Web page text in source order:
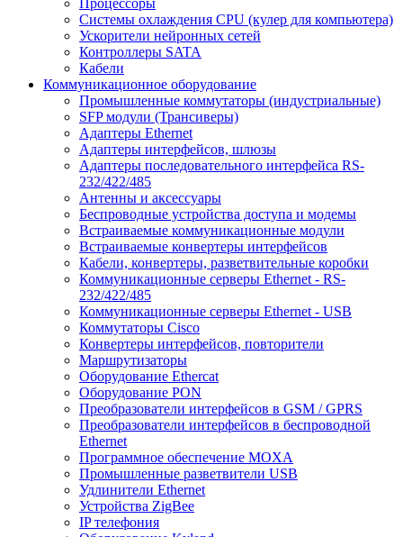
Процессоры
Системы охлаждения CPU (кулер для компьютера)
Ускорители нейронных сетей
Контроллеры SATA
Кабели
Коммуникационное оборудование
Промышленные коммутаторы (индустриальные)
SFP модули (Трансиверы)
Адаптеры Ethernet
Адаптеры интерфейсов, шлюзы
Адаптеры последовательного интерфейса RS-
232/422/485
Антенны и аксессуары
Беспроводные устройства доступа и модемы
Встраиваемые коммуникационные модули
Встраиваемые конвертеры интерфейсов
Кабели, конвертеры, разветвительные коробки
Коммуникационные серверы Ethernet - RS-
232/422/485
Коммуникационные серверы Ethernet - USB
Коммутаторы Cisco
Конвертеры интерфейсов, повторители
Маршрутизаторы
Оборудование Ethercat
Оборудование PON
Преобразователи интерфейсов в GSM / GPRS
Преобразователи интерфейсов в беспроводной
Ethernet
Программное обеспечение MOXA
Промышленные разветвители USB
Удлинители Ethernet
Устройства ZigBee
IP телефония